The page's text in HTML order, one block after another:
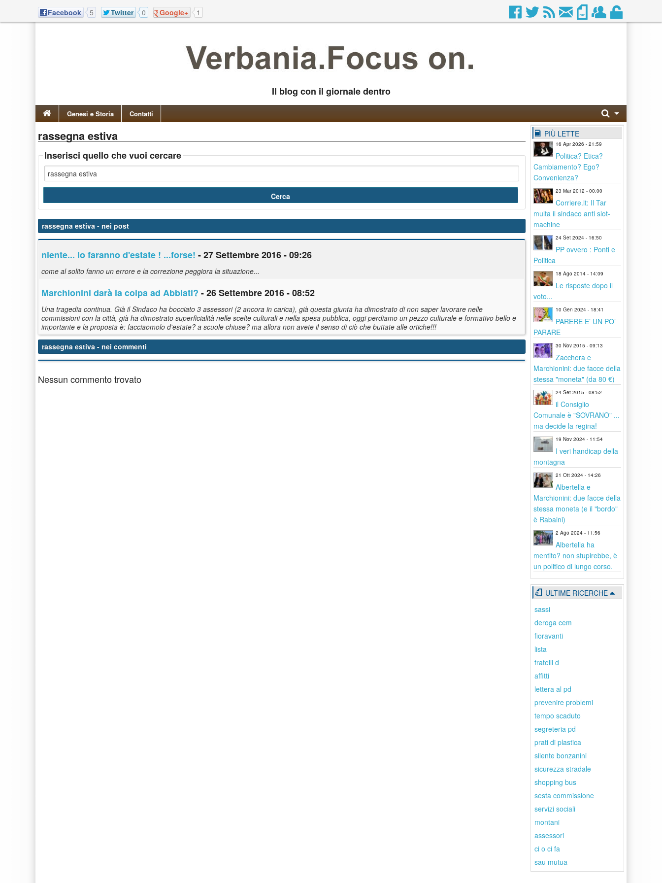
Facebook 5 Twitter 0 Google+ 1
Il blog con il giornale dentro
Genesi e Storia Contatti
rassegna estiva
Inserisci quello che vuoi cercare
rassegna estiva - nei post
niente... lo faranno d'estate ! ...forse! - 27 Settembre 2016 - 09:26
come al solito fanno un errore e la correzione peggiora la situazione...
Marchionini darà la colpa ad Abbiati? - 26 Settembre 2016 - 08:52
Una tragedia continua. Già il Sindaco ha bocciato 3 assessori (2 ancora in carica), già questa giunta ha dimostrato di non saper lavorare nelle
commissioni con la città, già ha dimostrato superficialità nelle scelte culturali e nella spesa pubblica, oggi perdiamo un pezzo culturale e formativo bello e
importante e la proposta è: facciaomolo d'estate? a scuole chiuse? ma allora non avete il senso di ciò che buttate alle ortiche!!!
rassegna estiva - nei commenti
Nessun commento trovato
PIÙ LETTE
16 Apr 2026 - 21:59
Politica? Etica?
Cambiamento? Ego?
Convenienza?
23 Mar 2012 - 00:00
Corriere.it: Il Tar
multa il sindaco anti slot-
machine
24 Set 2024 - 16:50
PP ovvero : Ponti e
Politica
18 Ago 2014 - 14:09
Le risposte dopo il
voto...
10 Gen 2024 - 18:41
PARERE E’ UN PO’
PARARE
30 Nov 2015 - 09:13
Zacchera e
Marchionini: due facce della
stessa "moneta" (da 80 €)
24 Set 2015 - 08:52
il Consiglio
Comunale è "SOVRANO" ...
ma decide la regina!
19 Nov 2024 - 11:54
I veri handicap della
montagna
21 Ott 2024 - 14:26
Albertella e
Marchionini: due facce della
stessa moneta (e il "bordo"
è Rabaini)
2 Ago 2024 - 11:56
Albertella ha
mentito? non stupirebbe, è
un politico di lungo corso.
ULTIME RICERCHE
sassi
deroga cem
fioravanti
lista
fratelli d
affitti
lettera al pd
prevenire problemi
tempo scaduto
segreteria pd
prati di plastica
silente bonzanini
sicurezza stradale
shopping bus
sesta commissione
servizi sociali
montani
assessori
ci o ci fa
sau mutua